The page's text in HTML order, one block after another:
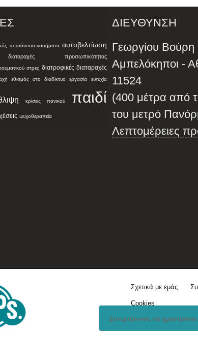
αυτοάνοσα νοσήματα αυτοβελτίωση
διαταραχές προσωπικότητας
στρες διατροφικές διαταραχές
εθισμός στο διαδίκτυο εργασία ευτυχία
κρίσεις πανικού παιδί
ψυχοθεραπεία
ΔΙΕΥΘΥΝΣΗ
Γεωργίου Βούρη
Αμπελόκηποι -
11524
(400 μέτρα από
του μετρό
Λεπτομέρειες
Σχετικά με εμάς
Cookies
Συνεχίζοντας να